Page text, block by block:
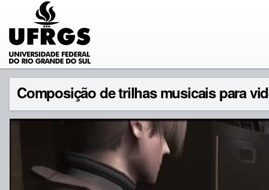
Composição de trilhas musicais para